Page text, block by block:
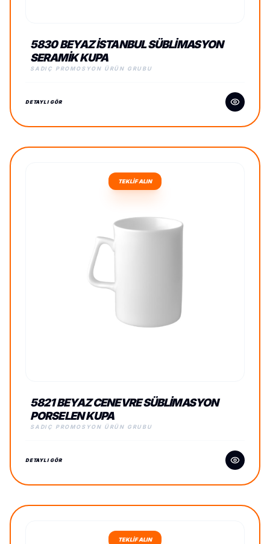
5830 BEYAZ İSTANBUL SÜBLIMASYON
SERAMIK KUPA
SADIÇ PROMOSYON ÜRÜN GRUBU
DETAYLI GÖR
TEKLİF ALIN
5821 BEYAZ CENEVRE SÜBLIMASYON
PORSELEN KUPA
SADIÇ PROMOSYON ÜRÜN GRUBU
DETAYLI GÖR
TEKLİF ALIN